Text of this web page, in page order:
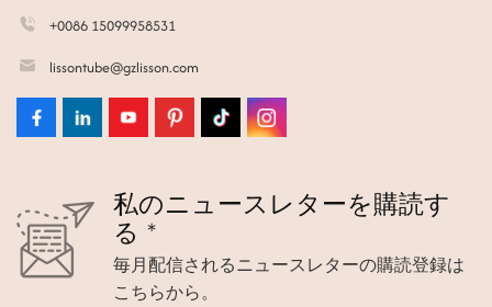
+0086 15099958531
lissontube@gzlisson.com
私のニュースレターを購読す
る *
毎月配信されるニュースレターの購読登録は
こちらから。